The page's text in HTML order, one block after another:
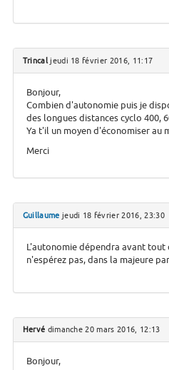
Trincaljeudi 18 février 2016, 11:17
Bonjour,
Combien d'autonomie puis je
des longues distances cyclo 400,
Ya t'il un moyen d'économiser au
Merci
Guillaume jeudi 18 février 2016, 23:30
L'autonomie dépendra avant
n'espérez pas, dans la majeure
Hervé dimanche 20 mars 2016, 12:13
Bonjour,